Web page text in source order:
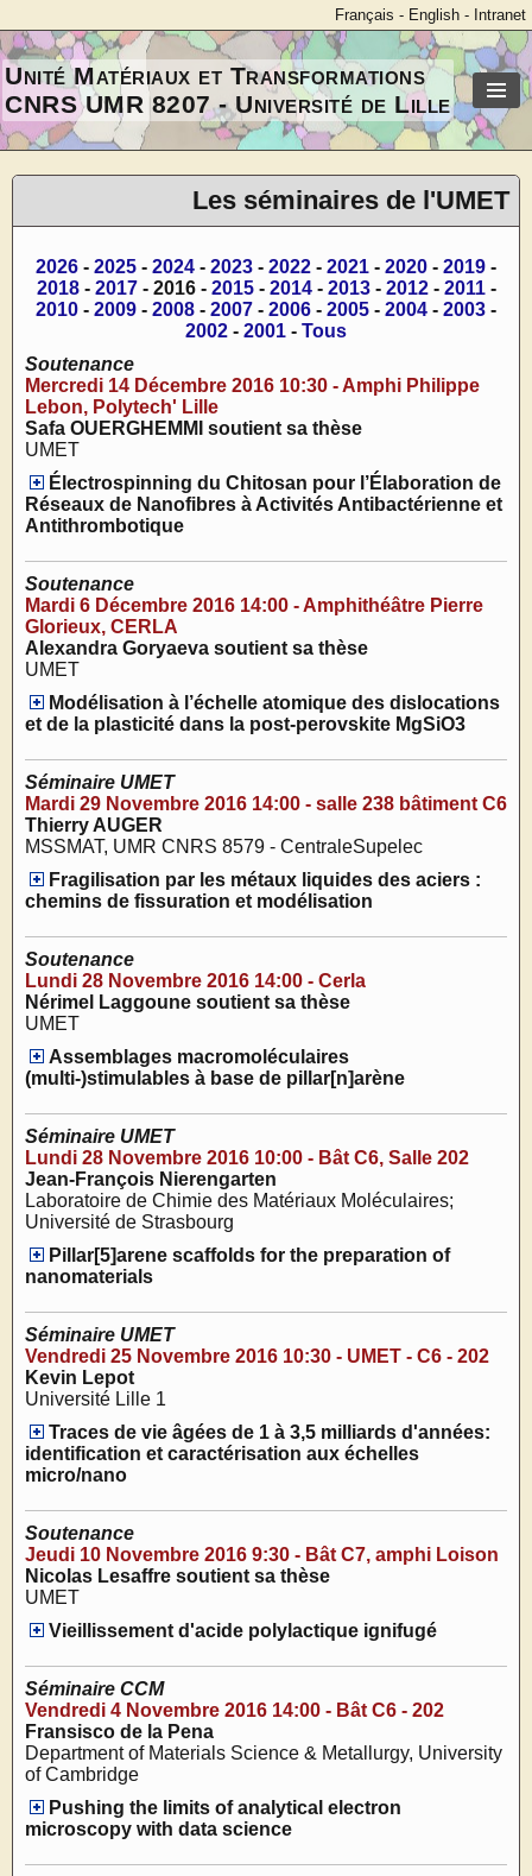
Français - English - Intranet
Unité Matériaux et Transformations
CNRS UMR 8207 - Université de Lille
Les séminaires de l'UMET
2026 - 2025 - 2024 - 2023 - 2022 - 2021 - 2020 - 2019 -
2018- 2017- 2016 - 2015- 2014- 2013- 2012- 2011-
2010 - 2009 - 2008 - 2007 - 2006 - 2005 - 2004 - 2003 -
2002 - 2001 - Tous
Soutenance
Mercredi 14 Décembre 2016 10:30 - Amphi Philippe
Lebon, Polytech' Lille
Safa OUERGHEMMI soutient sa thèse
UMET
Électrospinning du Chitosan pour l’Élaboration de
Réseaux de Nanofibres à Activités Antibactérienne et
Antithrombotique
Soutenance
Mardi 6 Décembre 2016 14:00 - Amphithéâtre Pierre
Glorieux, CERLA
Alexandra Goryaeva soutient sa thèse
UMET
Modélisation à l’échelle atomique des dislocations
et de la plasticité dans la post-perovskite MgSiO3
Séminaire UMET
Mardi 29 Novembre 2016 14:00 - salle 238 bâtiment C6
Thierry AUGER
MSSMAT, UMR CNRS 8579 - CentraleSupelec
Fragilisation par les métaux liquides des aciers :
chemins de fissuration et modélisation
Soutenance
Lundi 28 Novembre 2016 14:00 - Cerla
Nérimel Laggoune soutient sa thèse
UMET
Assemblages macromoléculaires
(multi-)stimulables à base de pillar[n]arène
Séminaire UMET
Lundi 28 Novembre 2016 10:00 - Bât C6, Salle 202
Jean-François Nierengarten
Laboratoire de Chimie des Matériaux Moléculaires;
Université de Strasbourg
Pillar[5]arene scaffolds for the preparation of
nanomaterials
Séminaire UMET
Vendredi 25 Novembre 2016 10:30 - UMET - C6 - 202
Kevin Lepot
Université Lille 1
Traces de vie âgées de 1 à 3,5 milliards d'années:
identification et caractérisation aux échelles
micro/nano
Soutenance
Jeudi 10 Novembre 2016 9:30 - Bât C7, amphi Loison
Nicolas Lesaffre soutient sa thèse
UMET
Vieillissement d'acide polylactique ignifugé
Séminaire CCM
Vendredi 4 Novembre 2016 14:00 - Bât C6 - 202
Fransisco de la Pena
Department of Materials Science & Metallurgy, University
of Cambridge
Pushing the limits of analytical electron
microscopy with data science